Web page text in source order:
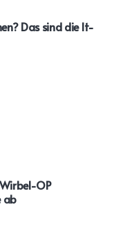
Das sind die It-
OP
ab